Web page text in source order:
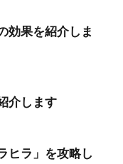
効果を紹介しま
介します
ヒラ」を攻略し